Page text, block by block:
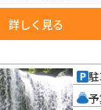
います。 インフォ
かれています。
詳しく見る
駐
予